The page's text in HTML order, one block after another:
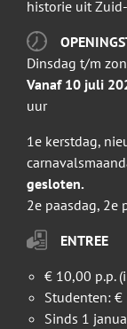
historie uit
Dinsdag t/m
Vanaf 10 juli
uur
1e kerstdag,
gesloten.
2e paasdag, 2e
ENTREE
€ 10,00 p.p.
Studenten: €
Sinds 1